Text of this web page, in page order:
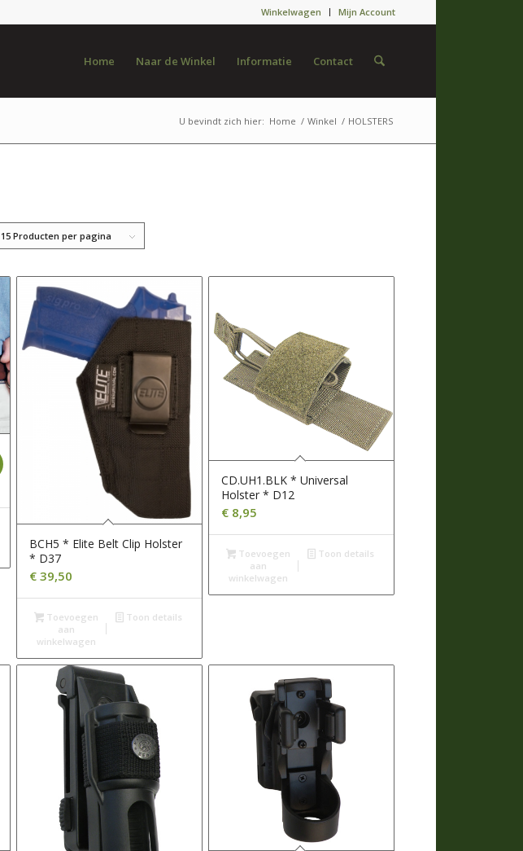
Winkelwagen Mijn Account
Home Naar de Winkel Informatie Contact
U bevindt zich hier: Home / Winkel / HOLSTERS
15 Producten per pagina
BCH5 * Elite Belt Clip Holster
* D37
€39,50
Toevoegen
aan
winkelwagen
Toon details
CD.UH1.BLK * Universal
Holster * D12
€8,95
Toevoegen
aan
winkelwagen
Toon details